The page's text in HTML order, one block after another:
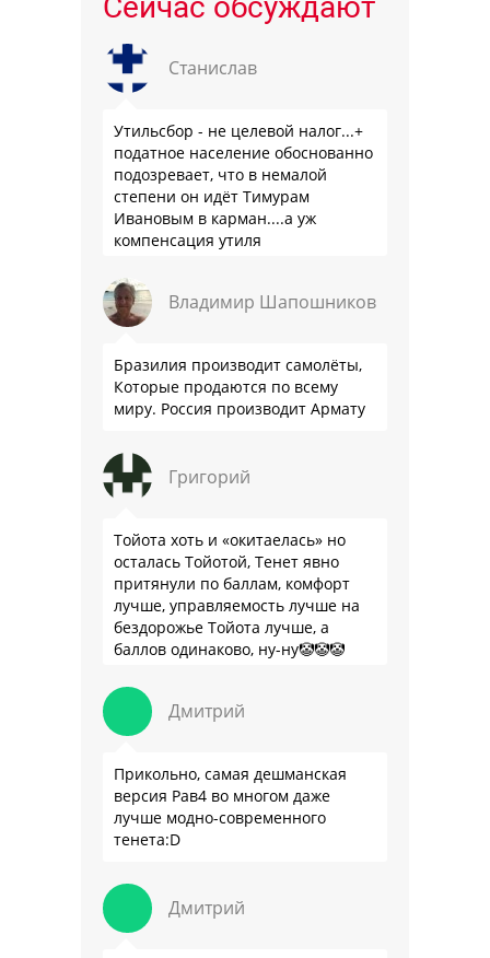
Сейчас обсуждают
Станислав
Утильсбор - не целевой налог...+
податное население обоснованно
подозревает, что в немалой
степени он идёт Тимурам
Ивановым в карман....а уж
компенсация утиля
что прям эталон коррупции
Владимир Шапошников
Бразилия производит самолёты,
Которые продаются по всему
миру. Россия производит Армату
Григорий
Тойота хоть и «окитаелась» но
осталась Тойотой, Тенет явно
притянули по баллам, комфорт
лучше, управляемость лучше на
бездорожье Тойота лучше, а
баллов одинаково, ну-ну🤡🤡🤡
Дмитрий
Прикольно, самая дешманская
версия Рав4 во многом даже
лучше модно-современного
тенета:D
Дмитрий